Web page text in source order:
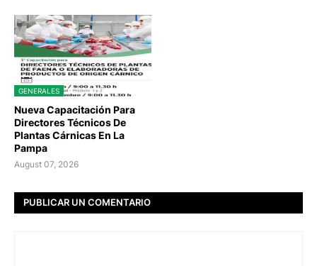
GENERALES
Nueva Capacitación Para
Directores Técnicos De
Plantas Cárnicas En La
Pampa
August 07, 2026
PUBLICAR UN COMENTARIO